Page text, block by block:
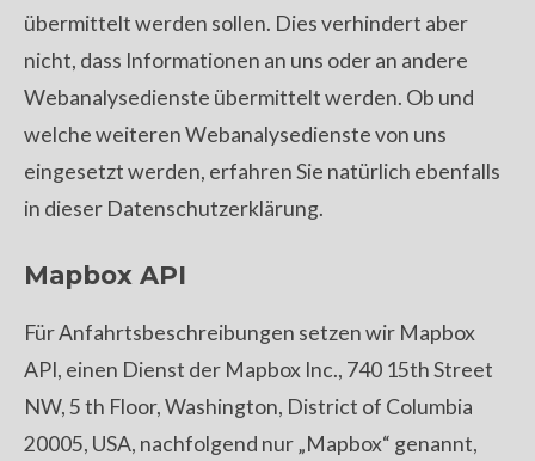
übermittelt werden sollen. Dies verhindert aber
nicht, dass Informationen an uns oder an andere
Webanalysedienste übermittelt werden. Ob und
welche weiteren Webanalysedienste von uns
eingesetzt werden, erfahren Sie natürlich ebenfalls
in dieser Datenschutzerklärung.
Mapbox API
Für Anfahrtsbeschreibungen setzen wir Mapbox
API, einen Dienst der Mapbox Inc., 740 15th Street
NW, 5 th Floor, Washington, District of Columbia
20005, USA, nachfolgend nur „Mapbox“ genannt,